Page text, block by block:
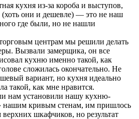
кухня из-за короба и выступов,
(хоть они и дешевле) — это не наш
где были, но не нашли
центрам мы решили делать
Вызвали замерщика, он все
кухню именно такой, как
сложилась окончательно. Не
вариант, но кухня идеально
такой, как мне нравится.
нам установили нашу кухню-
нашим кривым стенам, им пришлось
шкафчиков, но результат